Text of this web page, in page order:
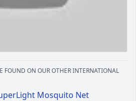
FOUND ON OUR OTHER INTERNATIONAL
Mosquito Net